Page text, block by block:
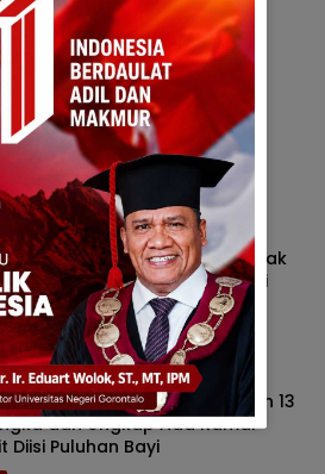
Berakhir di Tangan Polisi
Mei 4, 2026
Pembunuhan Nenek yang
CCTV dan Viral di Medsos
Mei 3, 2026
Gorontalo Serahkan Gerobak
untuk Keluarga Narapidana di
HBP ke-62
April 28, 2026
Daycare Jogja: Polisi Tetapkan 13
dan Ungkap Ada Kamar
Diisi Puluhan Bayi